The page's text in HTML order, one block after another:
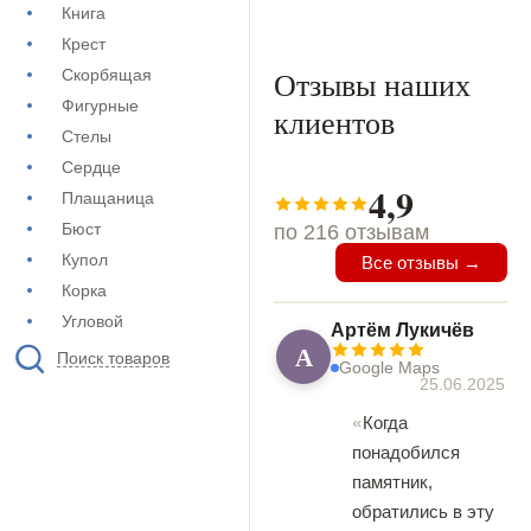
Книга
Крест
Скорбящая
Фигурные
Стелы
Сердце
Плащаница
Бюст
Купол
Корка
Угловой
Поиск товаров
Отзывы наших
клиентов
4,9
по 216 отзывам
Все отзывы →
А
Артём Лукичёв
Google Maps
25.06.2025
Когда
понадобился
памятник,
обратились в эту